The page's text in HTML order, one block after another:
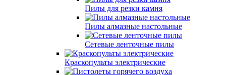
Пилы для резки камня
Пилы алмазные настольные
Сетевые ленточные пилы
Краскопульты электрические